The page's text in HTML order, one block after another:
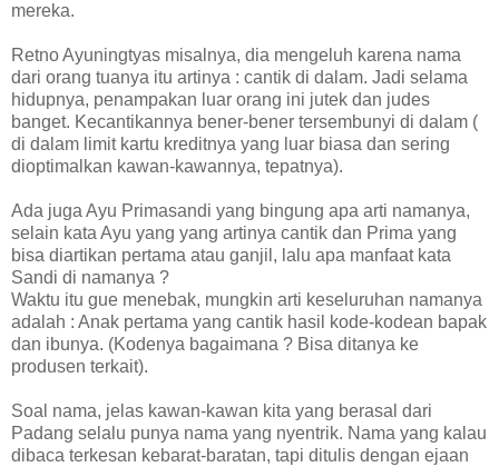
mereka.
Retno Ayuningtyas misalnya, dia mengeluh karena nama
dari orang tuanya itu artinya : cantik di dalam. Jadi selama
hidupnya, penampakan luar orang ini jutek dan judes
banget. Kecantikannya bener-bener tersembunyi di dalam (
di dalam limit kartu kreditnya yang luar biasa dan sering
dioptimalkan kawan-kawannya, tepatnya).
Ada juga Ayu Primasandi yang bingung apa arti namanya,
selain kata Ayu yang yang artinya cantik dan Prima yang
bisa diartikan pertama atau ganjil, lalu apa manfaat kata
Sandi di namanya ?
Waktu itu gue menebak, mungkin arti keseluruhan namanya
adalah : Anak pertama yang cantik hasil kode-kodean bapak
dan ibunya. (Kodenya bagaimana ? Bisa ditanya ke
produsen terkait).
Soal nama, jelas kawan-kawan kita yang berasal dari
Padang selalu punya nama yang nyentrik. Nama yang kalau
dibaca terkesan kebarat-baratan, tapi ditulis dengan ejaan